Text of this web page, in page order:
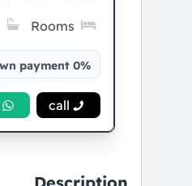
Rooms
0% Down payment
call